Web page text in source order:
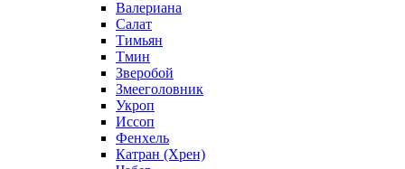
Валериана
Салат
Тимьян
Тмин
Зверобой
Змееголовник
Укроп
Иссоп
Фенхель
Катран (Хрен)